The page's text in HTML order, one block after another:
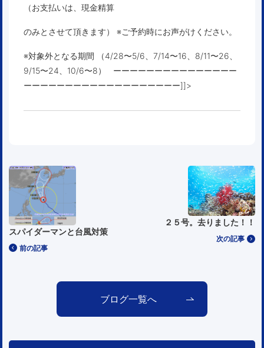
（お支払いは、現金精算
のみとさせて頂きます） ※ご予約時にお声がけください。
※対象外となる期間 （4/28〜5/6、7/14〜16、8/11〜26、
9/15〜24、10/6〜8） ーーーーーーーーーーーーーーー
ーーーーーーーーーーーーーーーーーーー]]>
前の記事
スパイダーマンと台風対策
次の記事
２５号。去りました！！
ブログ一覧へ